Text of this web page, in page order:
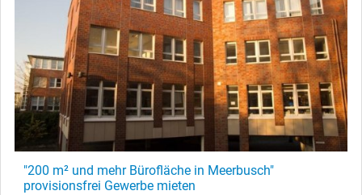
"200 m² und mehr Bürofläche in Meerbusch"
provisionsfrei Gewerbe mieten